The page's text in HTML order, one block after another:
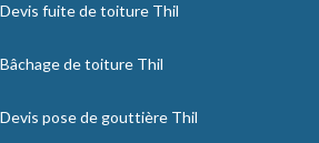
Devis fuite de toiture Thil
Bâchage de toiture Thil
Devis pose de gouttière Thil